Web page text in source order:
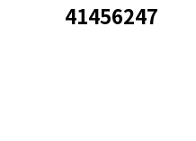
41456247